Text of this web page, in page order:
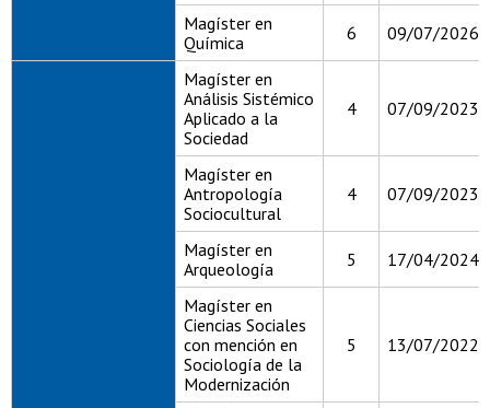
Magíster en
Química
6 09/07/2026
Magíster en
Análisis Sistémico
Aplicado a la
Sociedad
4 07/09/2023
Magíster en
Antropología
Sociocultural
4 07/09/2023
Magíster en
Arqueología
5 17/04/2024
Magíster en
Ciencias Sociales
con mención en
Sociología de la
Modernización
5 13/07/2022